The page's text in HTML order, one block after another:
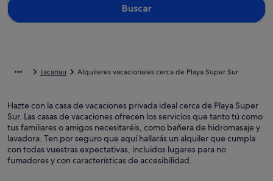
Buscar
Lacanau Alquileres vacacionales cerca de Playa Super Sur
Hazte con la casa de vacaciones privada ideal cerca de Playa Super
Sur. Las casas de vacaciones ofrecen los servicios que tanto tú como
tus familiares o amigos necesitaréis, como bañera de hidromasaje y
lavadora. Ten por seguro que aquí hallarás un alquiler que cumpla
con todas vuestras expectativas, incluidos lugares para no
fumadores y con características de accesibilidad.